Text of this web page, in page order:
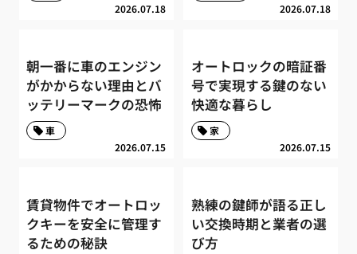
2026.07.18 2026.07.18
朝一番に車のエンジン
がかからない理由とバ
ッテリーマークの恐怖
2026.07.15
車
オートロックの暗証番
号で実現する鍵のない
快適な暮らし
2026.07.15
家
賃貸物件でオートロッ
クキーを安全に管理す
るための秘訣
熟練の鍵師が語る正し
い交換時期と業者の選
び方